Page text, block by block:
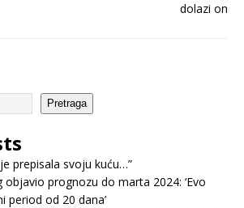
Pretraga
prepisala svoju kuću…”
prognozu do marta 2024: ‘Evo
period od 20 dana’